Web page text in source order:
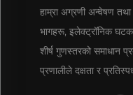
हाम्रा अग्रणी अन्वेषण
भागहरू, इलेक्ट्रॉनिक
शीर्ष गुणस्तरको समाधान
प्रणालीले दक्षता र